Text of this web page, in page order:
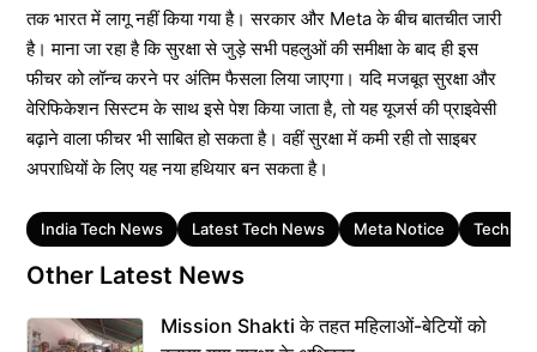
तक भारत में लागू नहीं किया गया है। सरकार और Meta के बीच बातचीत जारी
है। माना जा रहा है कि सुरक्षा से जुड़े सभी पहलुओं की समीक्षा के बाद ही इस
फीचर को लॉन्च करने पर अंतिम फैसला लिया जाएगा। यदि मजबूत सुरक्षा और
वेरिफिकेशन सिस्टम के साथ इसे पेश किया जाता है, तो यह यूजर्स की प्राइवेसी
बढ़ाने वाला फीचर भी साबित हो सकता है। वहीं सुरक्षा में कमी रही तो साइबर
अपराधियों के लिए यह नया हथियार बन सकता है।
Tags
India Tech News Latest Tech News Meta Notice
Other Latest News
Mission Shakti के तहत महिलाओं-बेटियों को